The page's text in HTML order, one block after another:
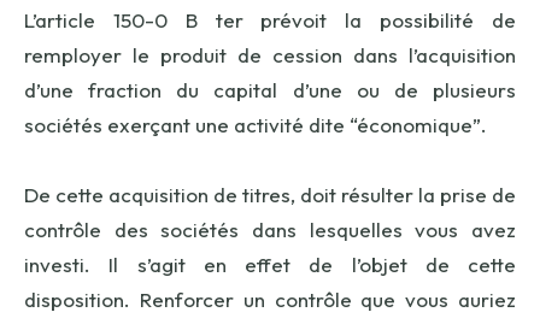
L’article 150-0 B ter prévoit la possibilité de
remployer le produit de cession dans l’acquisition
d’une fraction du capital d’une ou de plusieurs
sociétés exerçant une activité dite “économique”.
De cette acquisition de titres, doit résulter la prise de
contrôle des sociétés dans lesquelles vous avez
investi. Il s’agit en effet de l’objet de cette
disposition. Renforcer un contrôle que vous auriez